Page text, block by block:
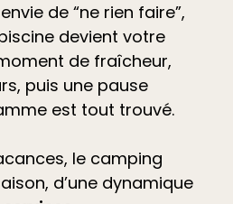
de “ne rien faire”,
devient votre
de fraîcheur,
puis une pause
est tout trouvé.
le camping
d’une dynamique